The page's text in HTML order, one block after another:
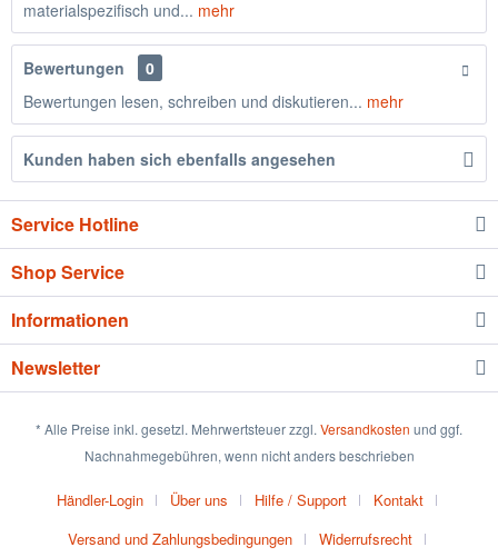
materialspezifisch und... mehr
Bewertungen
0
Bewertungen lesen, schreiben und diskutieren... mehr
Kunden haben sich ebenfalls angesehen
Service Hotline
Shop Service
Informationen
Newsletter
* Alle Preise inkl. gesetzl. Mehrwertsteuer zzgl. Versandkosten und ggf.
Nachnahmegebühren, wenn nicht anders beschrieben
Händler-Login Über uns Hilfe / Support
Kontakt
Versand und Zahlungsbedingungen
Widerrufsrecht